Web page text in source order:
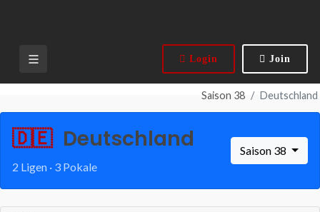
Login Join
Saison 38 Deutschland
🇩🇪 Deutschland
2 Ligen · 3 Pokale
Saison 38